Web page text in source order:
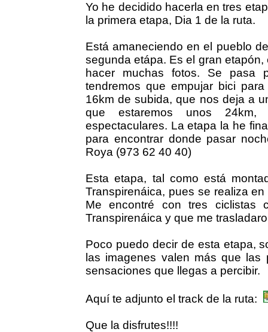
Yo he decidido hacerla en tres
la primera etapa, Dia 1 de la ruta.
Está amaneciendo en el pueblo
segunda etápa. Es el gran
hacer muchas fotos. Se pasa
tendremos que empujar bici
16km de subida, que nos deja a
que estaremos unos 24km,
espectaculares. La etapa la he
para encontrar donde pasar
Roya (973 62 40 40)
Esta etapa, tal como está
Transpirenáica, pues se realiza
Me encontré con tres ciclistas
Transpirenáica y que me
Poco puedo decir de esta etapa,
las imagenes valen más que
sensaciones que llegas a percibir.
Aquí te adjunto el track de la ruta:
Que la disfrutes!!!!